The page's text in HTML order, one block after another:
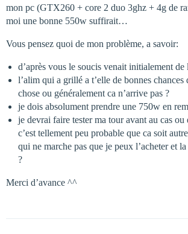
mon pc (GTX260 + core 2 duo 3ghz + 4g de
moi une bonne 550w suffirait…
Vous pensez quoi de mon problème, a savoir:
d’après vous le soucis venait initialement de
l’alim qui a grillé a t’elle de bonnes
chose ou généralement ca n’arrive pas ?
je dois absolument prendre une 750w en
je devrai faire tester ma tour avant au cas ou
c’est tellement peu probable que ca soit
qui ne marche pas que je peux l’acheter et
?
Merci d’avance ^^